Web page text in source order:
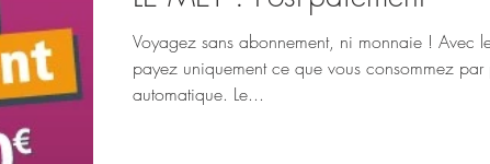
Voyagez sans abonnement, ni monnaie ! Avec
payez uniquement ce que vous consommez par
automatique. Le...